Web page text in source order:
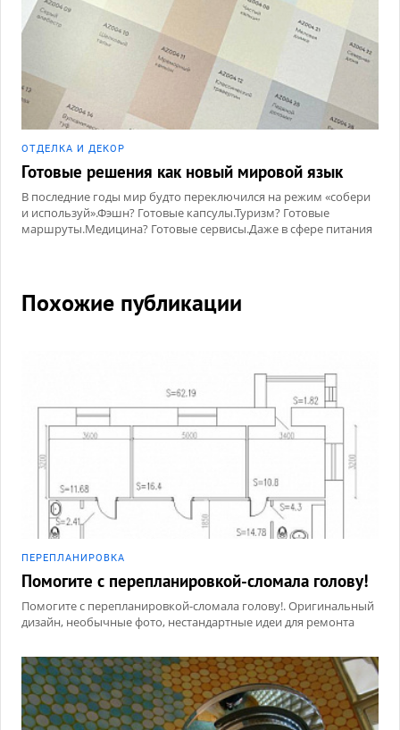
ОТДЕЛКА И ДЕКОР
Готовые решения как новый мировой язык
В последние годы мир будто переключился на режим «собери
и используй».Фэшн? Готовые капсулы.Туризм? Готовые
маршруты.Медицина? Готовые сервисы.Даже в сфере питания
Похожие публикации
ПЕРЕПЛАНИРОВКА
Помогите с перепланировкой-сломала голову!
Помогите с перепланировкой-сломала голову!. Оригинальный
дизайн, необычные фото, нестандартные идеи для ремонта